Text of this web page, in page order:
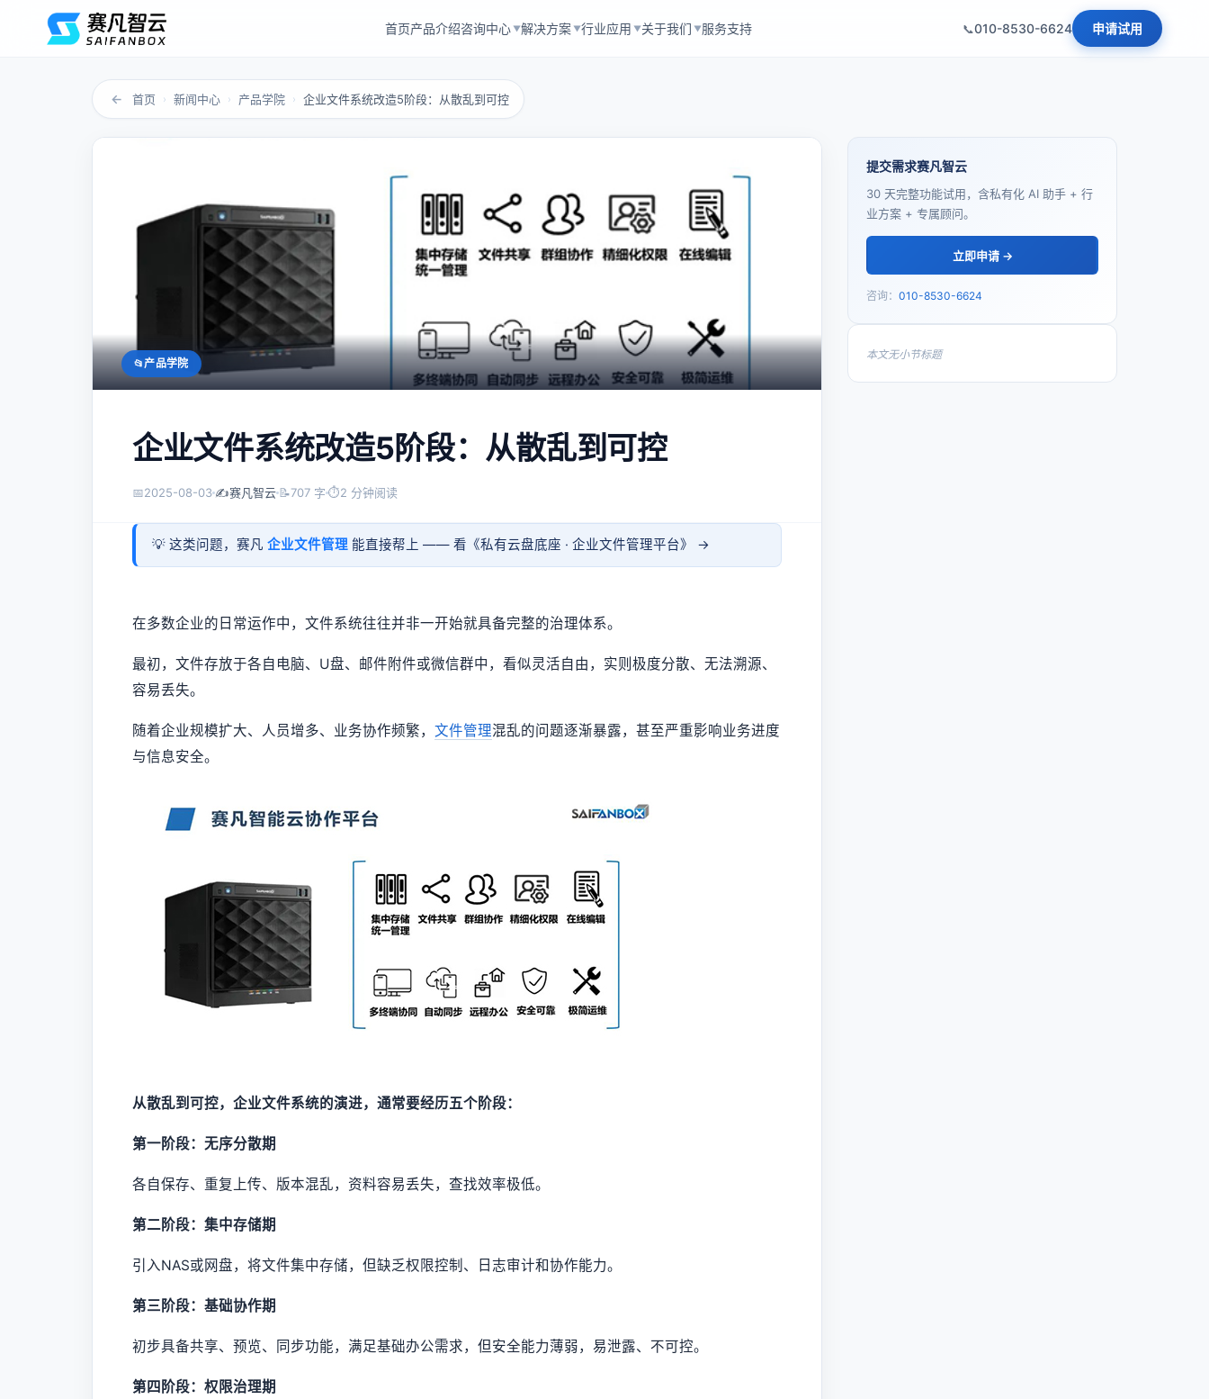
首页产品介绍咨询中心 ▼解决方案 ▼行业应用 ▼关于我们 ▼服务支持 010-8530-6624 申请试用
← 首页 › 新闻中心 › 产品学院 › 企业文件系统改造5阶段：从散乱到可控
产品学院
企业文件系统改造5阶段：从散乱到可控
📅2025-08-03 ✍️赛凡智云 📝707 字 ⏱2 分钟阅读
💡 这类问题，赛凡 企业文件管理 能直接帮上 —— 看《私有云盘底座 · 企业文件管理平台》 →
在多数企业的日常运作中，文件系统往往并非一开始就具备完整的治理体系。
最初，文件存放于各自电脑、U盘、邮件附件或微信群中，看似灵活自由，实则极度分散、无法溯源、
容易丢失。
随着企业规模扩大、人员增多、业务协作频繁， 文件管理混乱的问题逐渐暴露，甚至严重影响业务进度
与信息安全。
从散乱到可控，企业文件系统的演进，通常要经历五个阶段：
第一阶段：无序分散期
各自保存、重复上传、版本混乱，资料容易丢失，查找效率极低。
第二阶段：集中存储期
引入NAS或网盘，将文件集中存储，但缺乏权限控制、日志审计和协作能力。
第三阶段：基础协作期
初步具备共享、预览、同步功能，满足基础办公需求，但安全能力薄弱，易泄露、不可控。
第四阶段：权限治理期
提交需求赛凡智云
30 天完整功能试用，含私有化 AI 助手 + 行
业方案 + 专属顾问。
立即申请 →
咨询： 010-8530-6624
本文无小节标题